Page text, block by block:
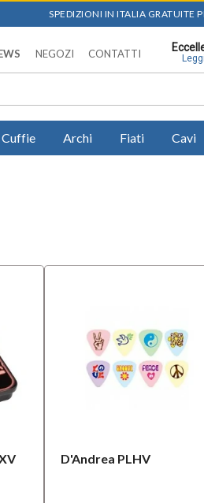
SPEDIZIONI IN ITALIA GRATUITE
NEGOZI CONTATTI
Cuffie Archi Fiati Cavi
D'Andrea PLHV